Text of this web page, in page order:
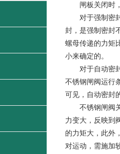
闸板关闭时，
对于强制密封
封，是强制密封
螺母传递的力矩
小来确定的。
对于自动密封
不锈钢闸阀运行
可见，自动密封
不锈钢闸阀关
力变大，反映到
的力矩大，此外
对运动，需施加